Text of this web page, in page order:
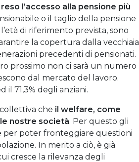
l’accesso alla pensione più
o il taglio della pensione
di riferimento prevista, sono
la copertura dalla vecchiaia
precedenti di pensionati.
prossimo non ci sarà un numero
dal mercato del lavoro.
il 71,3% degli anziani.
che il welfare, come
nostre società. Per questo gli
per poter fronteggiare questioni
In merito a ciò, è già
cresce la rilevanza degli